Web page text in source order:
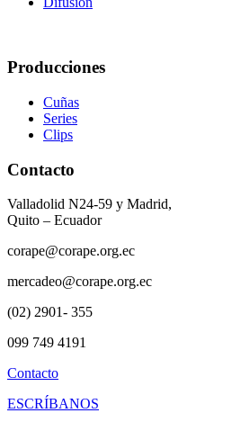
Producciones
Cuñas
Series
Clips
Contacto
Valladolid N24-59 y Madrid,
Quito – Ecuador
corape@corape.org.ec
mercadeo@corape.org.ec
(02) 2901- 355
099 749 4191
Contacto
ESCRÍBANOS